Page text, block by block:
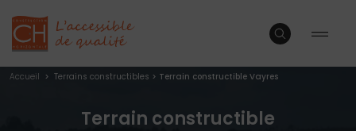
Accueil > Terrains constructibles > Terrain constructible Vayres
Terrain constructible